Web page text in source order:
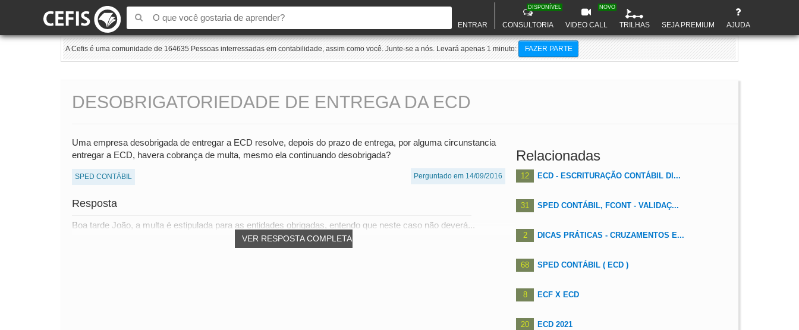
ENTRAR CONSULTORIA
DISPONÍVEL
VIDEO CALL
NOVO
TRILHAS SEJA PREMIUM AJUDA
A Cefis é uma comunidade de 164635 Pessoas interressadas em contabilidade, assim como você. Junte-se a nós. Levará apenas 1 minuto: FAZER PARTE
DESOBRIGATORIEDADE DE ENTREGA DA ECD
Uma empresa desobrigada de entregar a ECD resolve, depois do prazo de entrega, por alguma circunstancia
entregar a ECD, havera cobrança de multa, mesmo ela continuando desobrigada?
SPED CONTÁBIL Perguntado em 14/09/2016
Resposta
VER RESPOSTA COMPLETA
Boa tarde João, a multa é estipulada para as entidades obrigadas, entendo que neste caso não deverá...
Relacionadas
12 ECD - ESCRITURAÇÃO CONTÁBIL DI...
31 SPED CONTÁBIL, FCONT - VALIDAÇ...
2 DICAS PRÁTICAS - CRUZAMENTOS E...
68 SPED CONTÁBIL ( ECD )
8 ECF X ECD
20 ECD 2021